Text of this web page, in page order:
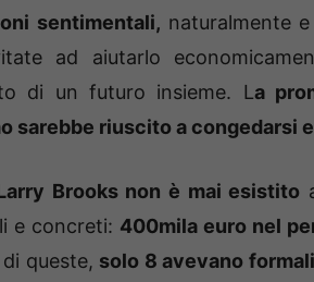
sentimentali, naturalmente
ad aiutarlo
di un futuro insieme. La
sarebbe riuscito a congedarsi
Brooks non è mai esistito
e concreti: 400mila euro nel
di queste, solo 8 avevano